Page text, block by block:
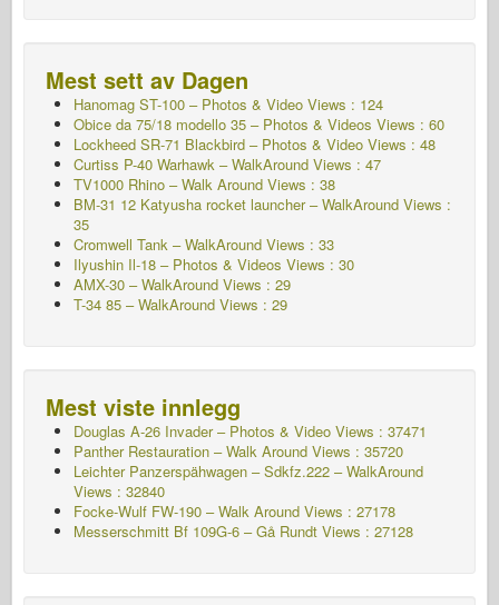
Mest sett av Dagen
Hanomag ST-100 – Photos & Video Views : 124
Obice da 75/18 modello 35 – Photos & Videos Views : 60
Lockheed SR-71 Blackbird – Photos & Video Views : 48
Curtiss P-40 Warhawk – WalkAround Views : 47
TV1000 Rhino – Walk Around Views : 38
BM-31 12 Katyusha rocket launcher – WalkAround Views :
35
Cromwell Tank – WalkAround Views : 33
Ilyushin Il-18 – Photos & Videos Views : 30
AMX-30 – WalkAround Views : 29
T-34 85 – WalkAround Views : 29
Mest viste innlegg
Douglas A-26 Invader – Photos & Video Views : 37471
Panther Restauration – Walk Around Views : 35720
Leichter Panzerspähwagen – Sdkfz.222 – WalkAround
Views : 32840
Focke-Wulf FW-190 – Walk Around Views : 27178
Messerschmitt Bf 109G-6 – Gå Rundt Views : 27128